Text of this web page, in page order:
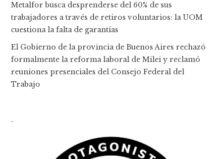
Metalfor busca desprenderse del 60% de sus
trabajadores a través de retiros voluntarios: la UOM
cuestiona la falta de garantías
El Gobierno de la provincia de Buenos Aires rechazó
formalmente la reforma laboral de Milei y reclamó
reuniones presenciales del Consejo Federal del
Trabajo
-